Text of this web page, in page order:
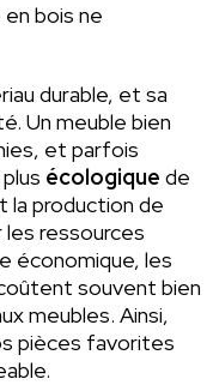
bois ne
durable, et sa
Un meuble bien
et parfois
écologique de
la production de
ressources
économique, les
souvent bien
meubles. Ainsi,
pièces favorites